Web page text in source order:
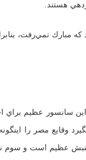
هستند.
كه مبارك نمي‌رفت،
سانسور عظيم براي
مصر را
عظيم است و سوم